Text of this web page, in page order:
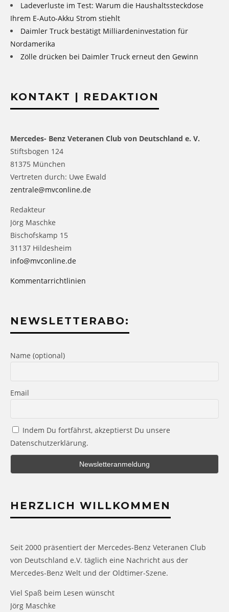
Ladeverluste im Test: Warum die Haushaltssteckdose
Ihrem E-Auto-Akku Strom stiehlt
Daimler Truck bestätigt Milliardeninvestation für
Nordamerika
Zölle drücken bei Daimler Truck erneut den Gewinn
KONTAKT | REDAKTION
Mercedes- Benz Veteranen Club von Deutschland e. V.
Stiftsbogen 124
81375 München
Vertreten durch: Uwe Ewald
zentrale@mvconline.de
Redakteur
Jörg Maschke
Bischofskamp 15
31137 Hildesheim
info@mvconline.de
Kommentarrichtlinien
NEWSLETTERABO:
Name (optional)
Email
Indem Du fortfährst, akzeptierst Du unsere
Datenschutzerklärung.
HERZLICH WILLKOMMEN
Seit 2000 präsentiert der Mercedes-Benz Veteranen Club
von Deutschland e.V. täglich eine Nachricht aus der
Mercedes-Benz Welt und der Oldtimer-Szene.
Viel Spaß beim Lesen wünscht
Jörg Maschke